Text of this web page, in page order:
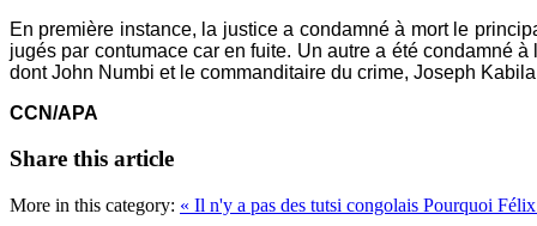
En première instance, la justice a condamné à mort le
jugés par contumace car en fuite. Un autre a été condamné
dont John Numbi et le commanditaire du crime, Joseph
CCN/APA
Share this article
More in this category: « Il n'y a pas des tutsi congolais Pourquoi Félix